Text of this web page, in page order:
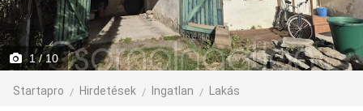
1/ 10
Startapro Hirdetések Ingatlan Lakás